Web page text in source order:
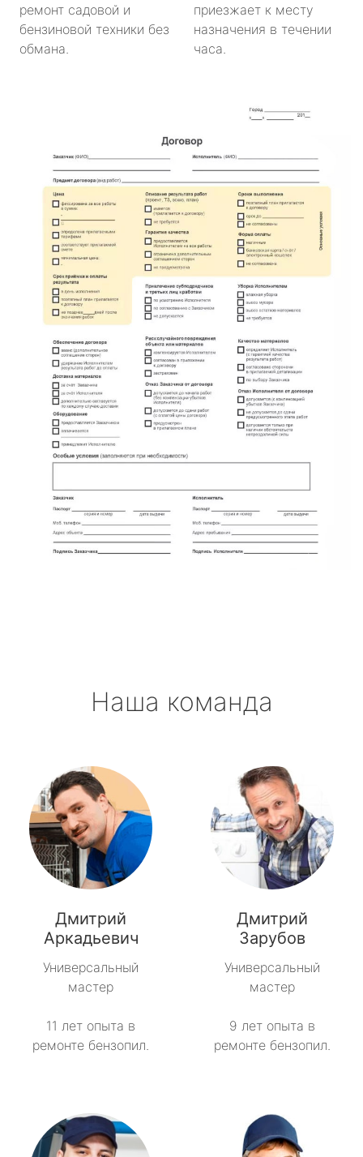
ремонт садовой и
бензиновой техники без
обмана.
приезжает к месту
назначения в течении
часа.
Наша команда
Дмитрий
Аркадьевич
Универсальный
мастер
11 лет опыта в
ремонте бензопил.
Дмитрий
Зарубов
Универсальный
мастер
9 лет опыта в
ремонте бензопил.